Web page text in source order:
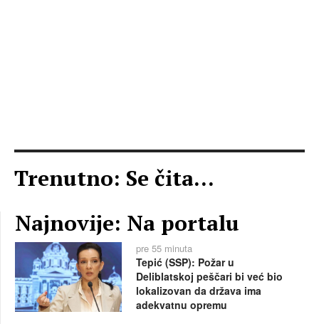
Trenutno: Se čita...
Najnovije: Na portalu
pre 55 minuta
Tepić (SSP): Požar u
Deliblatskoj peščari bi već bio
lokalizovan da država ima
adekvatnu opremu